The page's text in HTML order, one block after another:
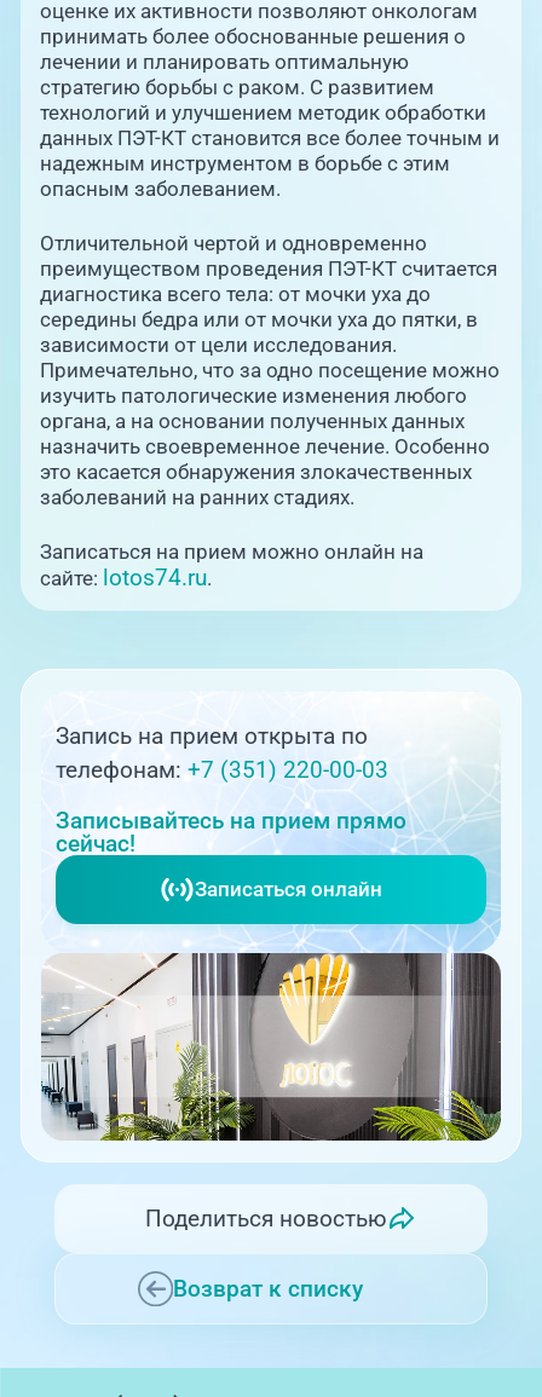
Пациентам
PreventAGE
Справочный телефон для
жителей Казахстана
оценке их активности позволяют онкологам
принимать более обоснованные решения о
лечении и планировать оптимальную
стратегию борьбы с раком. С развитием
технологий и улучшением методик обработки
данных ПЭТ-КТ становится все более точным и
надежным инструментом в борьбе с этим
опасным заболеванием.
Отличительной чертой и одновременно
преимуществом проведения ПЭТ-КТ считается
диагностика всего тела: от мочки уха до
середины бедра или от мочки уха до пятки, в
зависимости от цели исследования.
Примечательно, что за одно посещение можно
изучить патологические изменения любого
органа, а на основании полученных данных
назначить своевременное лечение. Особенно
это касается обнаружения злокачественных
заболеваний на ранних стадиях.
Записаться на прием можно онлайн на
сайте: lotos74.ru.
Запись на прием открыта по
телефонам:+7 (351) 220-00-03
Записывайтесь на прием прямо
сейчас!
Записаться онлайн
Возврат к списку
Поделиться новостью